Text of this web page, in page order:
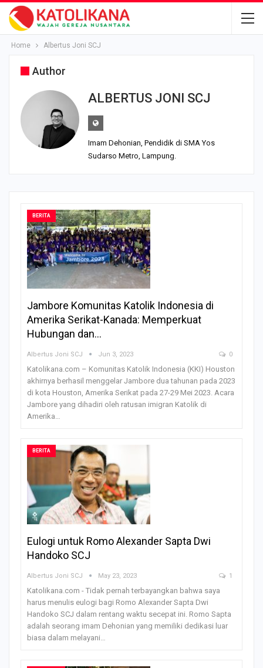
Home Albertus Joni SCJ
Author
ALBERTUS JONI SCJ
Imam Dehonian, Pendidik di SMA Yos
Sudarso Metro, Lampung.
BERITA
Jambore Komunitas Katolik Indonesia di
Amerika Serikat-Kanada: Memperkuat
Hubungan dan…
Albertus Joni SCJ Jun 3, 2023 0
Katolikana.com – Komunitas Katolik Indonesia (KKI) Houston
akhirnya berhasil menggelar Jambore dua tahunan pada 2023
di kota Houston, Amerika Serikat pada 27-29 Mei 2023. Acara
Jambore yang dihadiri oleh ratusan imigran Katolik di
Amerika…
BERITA
Eulogi untuk Romo Alexander Sapta Dwi
Handoko SCJ
Albertus Joni SCJ May 23, 2023 1
Katolikana.com - Tidak pernah terbayangkan bahwa saya
harus menulis eulogi bagi Romo Alexander Sapta Dwi
Handoko SCJ dalam rentang waktu secepat ini. Romo Sapta
adalah seorang imam Dehonian yang memiliki dedikasi luar
biasa dalam melayani…